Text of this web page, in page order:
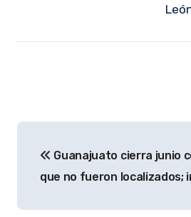
de
Guanajuato cierra junio
que no fueron localizados;